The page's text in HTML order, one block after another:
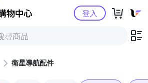
Yahoo購物中心登入
衛星導航配件